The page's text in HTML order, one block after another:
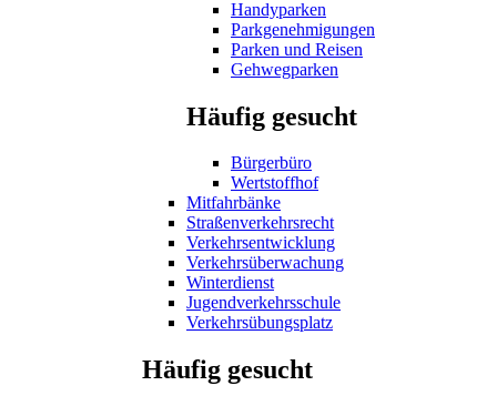
Handyparken
Parkgenehmigungen
Parken und Reisen
Gehwegparken
Häufig gesucht
Bürgerbüro
Wertstoffhof
Mitfahrbänke
Straßenverkehrsrecht
Verkehrsentwicklung
Verkehrsüberwachung
Winterdienst
Jugendverkehrsschule
Verkehrsübungsplatz
Häufig gesucht